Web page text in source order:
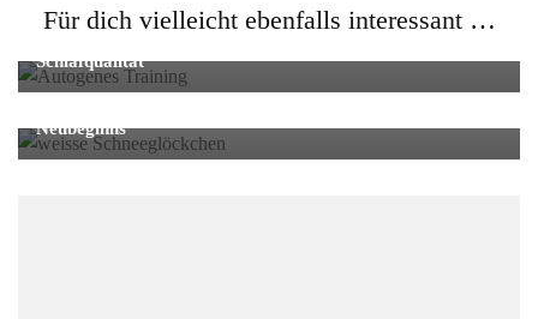
Für dich vielleicht ebenfalls interessant …
Allgemein , Entspannung
Schlafqualität
Allgemein
Neubeginns